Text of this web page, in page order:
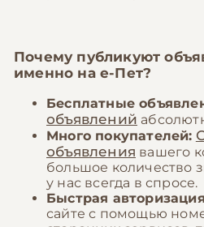
Почему публикуют
именно на е-Пет?
Бесплатные
объявлений
Много покупателей:
объявления вашего
большое количество
у нас всегда в спросе.
Быстрая
сайте с помощью